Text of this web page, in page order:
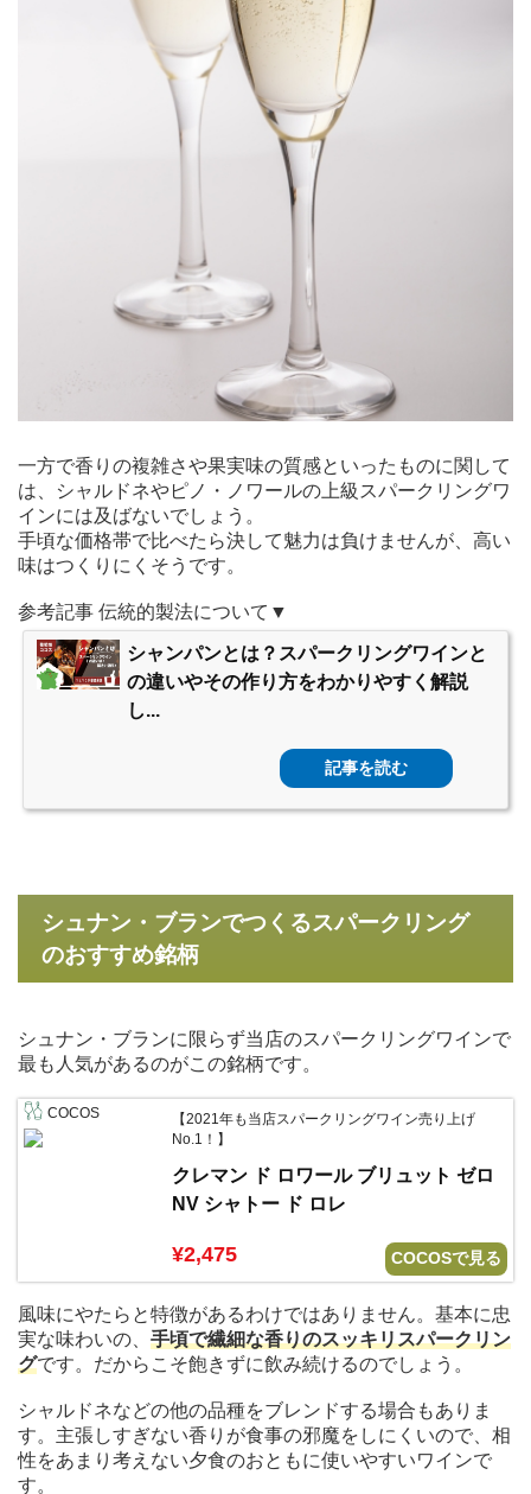
一方で香りの複雑さや果実味の質感といったものに関して
は、シャルドネやピノ・ノワールの上級スパークリングワ
インには及ばないでしょう。
手頃な価格帯で比べたら決して魅力は負けませんが、高い
味はつくりにくそうです。
参考記事 伝統的製法について▼
シャンパンとは？スパークリングワインと
の違いやその作り方をわかりやすく解説
し...
記事を読む
シュナン・ブランでつくるスパークリング
のおすすめ銘柄
シュナン・ブランに限らず当店のスパークリングワインで
最も人気があるのがこの銘柄です。
COCOS
【2021年も当店スパークリングワイン売り上げ
No.1！】
クレマン ド ロワール ブリュット ゼロ
NV シャトー ド ロレ
¥2,475 COCOSで見る
風味にやたらと特徴があるわけではありません。基本に忠
実な味わいの、 手頃で繊細な香りのスッキリスパークリン
グです。だからこそ飽きずに飲み続けるのでしょう。
シャルドネなどの他の品種をブレンドする場合もありま
す。主張しすぎない香りが食事の邪魔をしにくいので、相
性をあまり考えない夕食のおともに使いやすいワインで
す。